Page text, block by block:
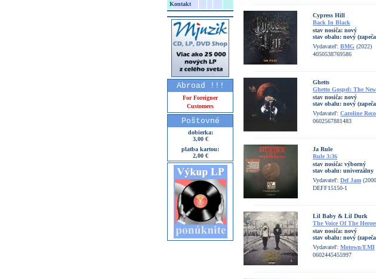
Kontakt
Abroad !!!
For Foreigner
Customers
Poštovné
dobierka:
3,00 €
platba kartou:
2,00 €
Cypress Hill
Back In Black
stav nosiča: nový
stav obalu: nový
Vydavateľ: BMG (2022)
4050538769586
Ghetts
Ghetto Gospel: The
stav nosiča: nový
stav obalu: nový
Vydavateľ: Caroline
0602567881483
Ja Rule
Rule 3:36
stav nosiča: výborný
stav obalu: univerzálny
Vydavateľ: Def Jam
DEFF15150-1
Lil Baby & Lil Durk
The Voice Of The
stav nosiča: nový
stav obalu: nový
Vydavateľ: Motown/EMI
0602445455997